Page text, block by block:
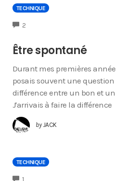
TECHNIQUE
2COMMENTS
Être spontané
Durant mes premières
posais souvent une
différence entre un bon et
J'arrivais à faire la différence
by JACK
TECHNIQUE
1COMMENTS